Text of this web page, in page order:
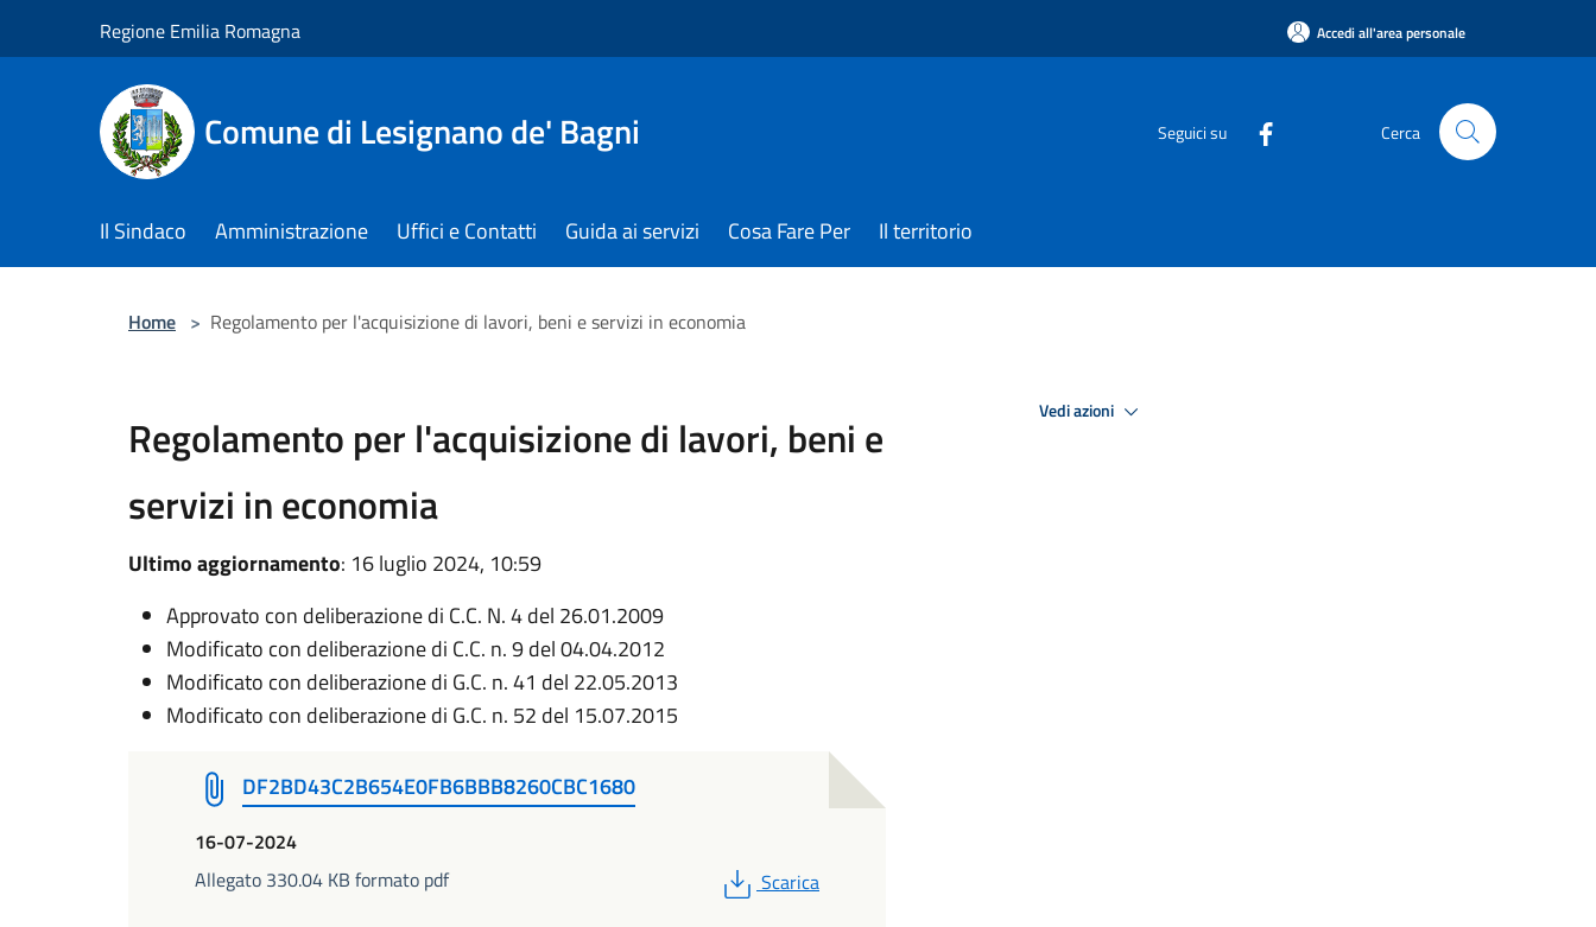
Regione Emilia Romagna Accedi all'area personale
Comune di Lesignano de' Bagni Seguici su Cerca
Il Sindaco Amministrazione Uffici e Contatti Guida ai servizi Cosa Fare Per Il territorio
Home > Regolamento per l'acquisizione di lavori, beni e servizi in economia
Regolamento per l'acquisizione di lavori, beni e
servizi in economia
Ultimo aggiornamento: 16 luglio 2024, 10:59
Approvato con deliberazione di C.C. N. 4 del 26.01.2009
Modificato con deliberazione di C.C. n. 9 del 04.04.2012
Modificato con deliberazione di G.C. n. 41 del 22.05.2013
Modificato con deliberazione di G.C. n. 52 del 15.07.2015
DF2BD43C2B654E0FB6BBB8260CBC1680
16-07-2024
Allegato 330.04 KB formato pdf
PDF
Scarica
Vedi azioni